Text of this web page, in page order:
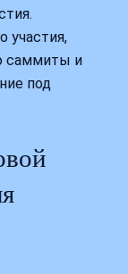
участия,
саммиты и
под